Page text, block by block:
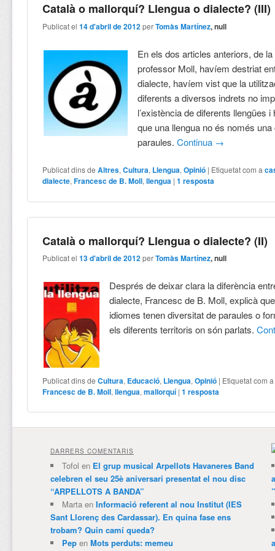
Català o mallorquí? Llengua o dialecte? (III)
Publicat el14 d'abril de 2012 perTomàs Martínez, null
En els dos articles anteriors, de
professor Moll, havíem destriat
dialecte, havíem vist que la
diferents a diversos indrets no
l’existència de diferents llengües
que una llengua no és només una
paraules.Continua →
Publicat dins de Altres,Cultura, Llengua,Opinió | Etiquetat com a
dialecte,Francesc de B. Moll,llengua |1 resposta
Català o mallorquí? Llengua o dialecte? (II)
Publicat el13 d'abril de 2012 perTomàs Martínez, null
Després de deixar clara la diferència
dialecte, Francesc de B. Moll, explicà
idiomes tenen diversitat de paraules o
els diferents territoris on són parlats.
Publicat dins de Cultura, Educació, Llengua,Opinió | Etiquetat com a
Francesc de B. Moll,llengua,mallorquí |1 resposta
DARRERS COMENTARIS
Tofol en El grup musical Arpellots Havaneres Band
celebren el seu 25è aniversari presentat el nou disc
“ARPELLOTS A BANDA”
Martaen Informació referent al nou Institut (IES
Sant Llorenç des Cardassar). En quina fase ens
trobam? Quin camí queda?
Pepen Mots perduts: memeu
”